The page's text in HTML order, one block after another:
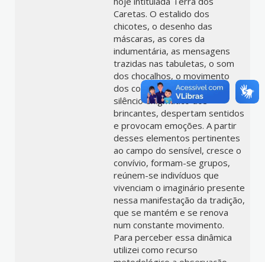
Caretas. O estalido dos
chicotes, o desenho das
máscaras, as cores da
indumentária, as mensagens
trazidas nas tabuletas, o som
dos chocalhos, o movimento
dos corpos encobertos, o
silêncio enigmático dos
brincantes, despertam sentidos
e provocam emoções. A partir
desses elementos pertinentes
ao campo do sensível, cresce o
convívio, formam-se grupos,
reúnem-se indivíduos que
vivenciam o imaginário presente
nessa manifestação da tradição,
que se mantém e se renova
num constante movimento.
Para perceber essa dinâmica
utilizei como recurso